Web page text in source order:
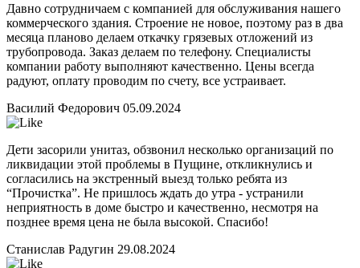
Давно сотрудничаем с компанией для обслуживания нашего
коммерческого здания. Строение не новое, поэтому раз в два
месяца планово делаем откачку грязевых отложений из
трубопровода. Заказ делаем по телефону. Специалисты
компании работу выполняют качественно. Цены всегда
радуют, оплату проводим по счету, все устраивает.
Василий Федорович 05.09.2024
Дети засорили унитаз, обзвонил несколько организаций по
ликвидации этой проблемы в Пущине, откликнулись и
согласились на экстренный выезд только ребята из
“Прочистка”. Не пришлось ждать до утра - устранили
неприятность в доме быстро и качественно, несмотря на
позднее время цена не была высокой. Спасибо!
Станислав Радугин 29.08.2024